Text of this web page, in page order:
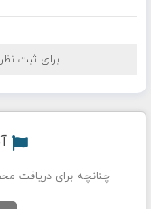
برای ثبت
چنانچه برای دریافت